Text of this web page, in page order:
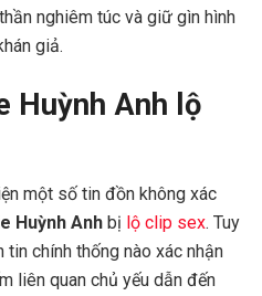
nghiêm túc và giữ gìn hình
giả.
Huỳnh Anh lộ
một số tin đồn không xác
Huỳnh Anh bị lộ clip sex. Tuy
chính thống nào xác nhận
liên quan chủ yếu dẫn đến